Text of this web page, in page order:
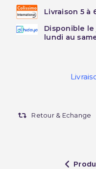
Livraison 5 à
Disponible
lundi au
Retour & Echange